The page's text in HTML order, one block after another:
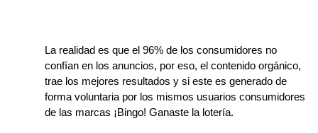
La realidad es que el 96% de los consumidores no
confían en los anuncios, por eso, el contenido orgánico,
trae los mejores resultados y si este es generado de
forma voluntaria por los mismos usuarios consumidores
de las marcas ¡Bingo! Ganaste la lotería.